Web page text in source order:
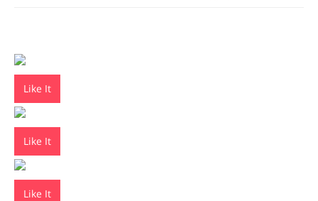
Like It
Like It
Like It